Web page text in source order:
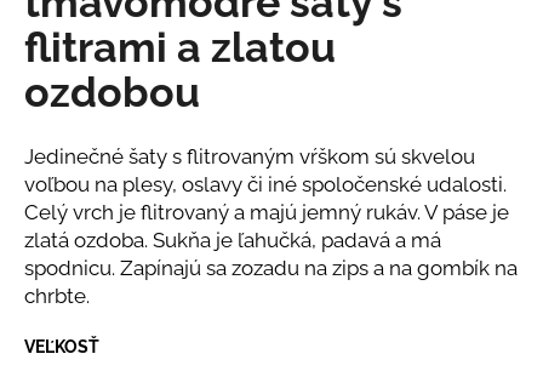
z
5
hviezdičiek.
flitrami a zlatou
ozdobou
Jedinečné šaty s flitrovaným vŕškom sú skvelou
voľbou na plesy, oslavy či iné spoločenské udalosti.
Celý vrch je flitrovaný a majú jemný rukáv. V páse je
zlatá ozdoba. Sukňa je ľahučká, padavá a má
spodnicu. Zapínajú sa zozadu na zips a na gombík na
chrbte.
VEĽKOSŤ
a
m
e
DLHÉ
SPOLOČENSKÉ
BLEDOMODRÉ
ŠATY
S
RUKÁVMI
€78